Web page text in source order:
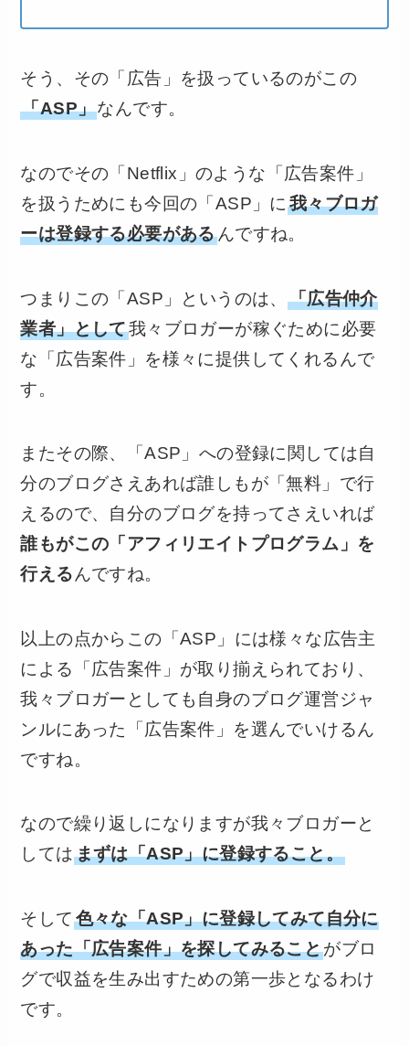
そう、その「広告」を扱っているのがこの
「ASP」なんです。
なのでその「Netflix」のような「広告案件」
を扱うためにも今回の「ASP」に 我々ブロガ
ーは登録する必要があるんですね。
つまりこの「ASP」というのは、 「広告仲介
業者」として我々ブロガーが稼ぐために必要
な「広告案件」を様々に提供してくれるんで
す。
またその際、「ASP」への登録に関しては自
分のブログさえあれば誰しもが「無料」で行
えるので、自分のブログを持ってさえいれば
誰もがこの「アフィリエイトプログラム」を
行えるんですね。
以上の点からこの「ASP」には様々な広告主
による「広告案件」が取り揃えられており、
我々ブロガーとしても自身のブログ運営ジャ
ンルにあった「広告案件」を選んでいけるん
ですね。
なので繰り返しになりますが我々ブロガーと
してはまずは「ASP」に登録すること。
そして 色々な「ASP」に登録してみて自分に
あった「広告案件」を探してみることがブロ
グで収益を生み出すための第一歩となるわけ
です。